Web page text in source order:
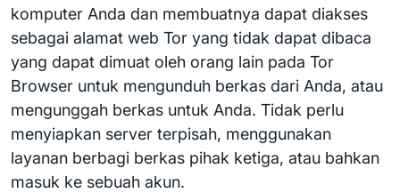
komputer Anda dan membuatnya dapat diakses
sebagai alamat web Tor yang tidak dapat dibaca
yang dapat dimuat oleh orang lain pada Tor
Browser untuk mengunduh berkas dari Anda, atau
mengunggah berkas untuk Anda. Tidak perlu
menyiapkan server terpisah, menggunakan
layanan berbagi berkas pihak ketiga, atau bahkan
masuk ke sebuah akun.